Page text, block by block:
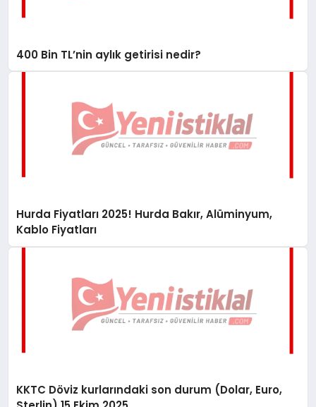
400 Bin TL’nin aylık getirisi nedir?
Hurda Fiyatları 2025! Hurda Bakır, Alüminyum,
Kablo Fiyatları
KKTC Döviz kurlarındaki son durum (Dolar, Euro,